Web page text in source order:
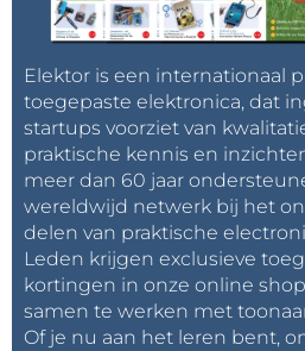
Elektor is een internationaal
toegepaste elektronica, dat
startups voorziet van
praktische kennis en
meer dan 60 jaar
wereldwijd netwerk bij het
delen van praktische
Leden krijgen exclusieve
kortingen in onze online
samen te werken met
Of je nu aan het leren bent,